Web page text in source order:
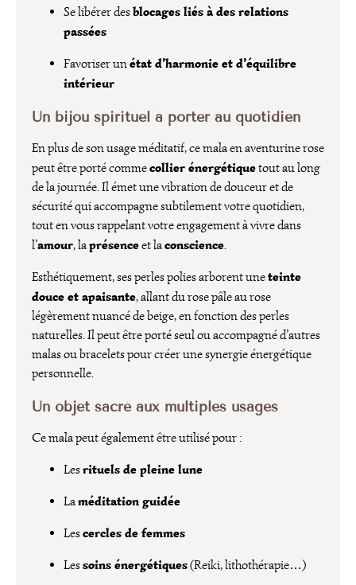
Se libérer desblocages liés à des relations
passées
Favoriser unétat d’harmonie et d’équilibre
intérieur
Un bijou spirituel à porter au quotidien
En plus de son usage méditatif, ce mala en aventurine rose
peut être porté commecollier énergétiquetout au long
de la journée. Il émet une vibration de douceur et de
sécurité qui accompagne subtilement votre quotidien,
tout en vous rappelant votre engagement à vivre dans
l’amour, laprésenceet laconscience.
Esthétiquement, ses perles polies arborent uneteinte
douce et apaisante, allant du rose pâle au rose
légèrement nuancé de beige, en fonction des perles
naturelles. Il peut être porté seul ou accompagné d’autres
malas ou bracelets pour créer une synergie énergétique
personnelle.
Un objet sacré aux multiples usages
Ce mala peut également être utilisé pour :
Lesrituels de pleine lune
Laméditation guidée
Lescercles de femmes
Lessoins énergétiques(Reiki, lithothérapie…)